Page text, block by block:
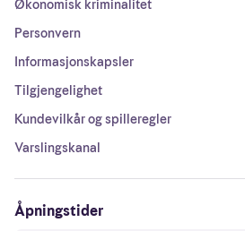
Økonomisk kriminalitet
Personvern
Informasjonskapsler
Tilgjengelighet
Kundevilkår og spilleregler
Varslingskanal
Åpningstider